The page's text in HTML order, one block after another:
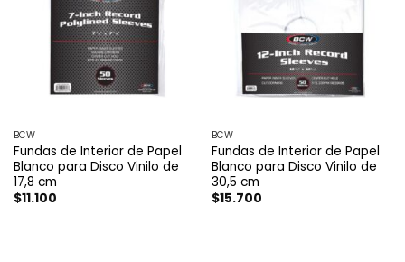
BCW
Fundas de Interior de Papel
Blanco para Disco Vinilo de
17,8 cm
$11.100
BCW
Fundas de Interior de Papel
Blanco para Disco Vinilo de
30,5 cm
$15.700